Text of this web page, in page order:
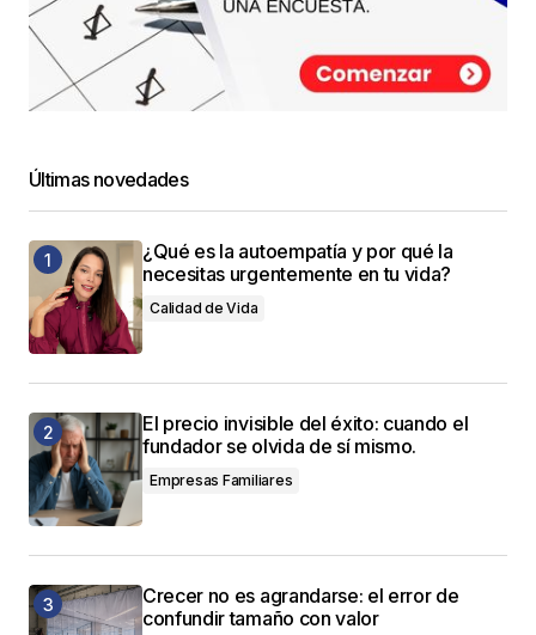
Últimas novedades
¿Qué es la autoempatía y por qué la
necesitas urgentemente en tu vida?
Calidad de Vida
El precio invisible del éxito: cuando el
fundador se olvida de sí mismo.
Empresas Familiares
Crecer no es agrandarse: el error de
confundir tamaño con valor